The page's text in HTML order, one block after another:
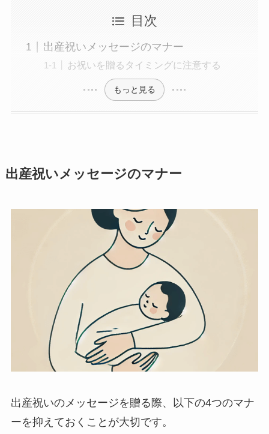
西陣織物
和柄・和風
ぬいぐるみ
プレミアムギフト
カタログギフト
フラワー（生花）
胡蝶蘭セット
ベネチアンメッセージ
クリスタルメッセージ
オルゴール
目次
出産祝いメッセージのマナー
お祝いを贈るタイミングに注意する
もっと見る
出産祝いメッセージのマナー
出産祝いのメッセージを贈る際、以下の4つのマナ
ーを抑えておくことが大切です。